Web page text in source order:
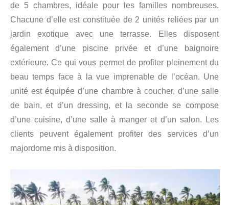
de 5 chambres, idéale pour les familles nombreuses.
Chacune d’elle est constituée de 2 unités reliées par un
jardin exotique avec une terrasse. Elles disposent
également d’une piscine privée et d’une baignoire
extérieure. Ce qui vous permet de profiter pleinement du
beau temps face à la vue imprenable de l’océan. Une
unité est équipée d’une chambre à coucher, d’une salle
de bain, et d’un dressing, et la seconde se compose
d’une cuisine, d’une salle à manger et d’un salon. Les
clients peuvent également profiter des services d’un
majordome mis à disposition.